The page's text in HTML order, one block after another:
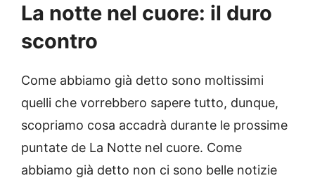
La notte nel cuore: il duro
scontro
Come abbiamo già detto sono moltissimi
quelli che vorrebbero sapere tutto, dunque,
scopriamo cosa accadrà durante le prossime
puntate de La Notte nel cuore. Come
abbiamo già detto non ci sono belle notizie